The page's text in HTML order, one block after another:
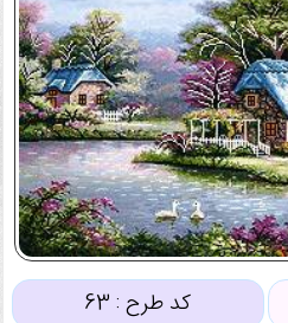
کد طرح : 63